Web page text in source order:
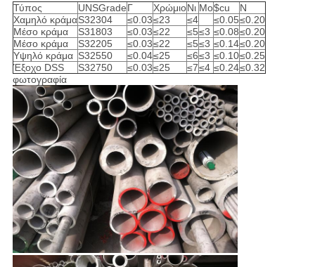
Τύπος UNSGradeΓ ΧρώμιοΝι Mo$cu
Ν
Χαμηλό κράμαS32304 ≤0.03≤23 ≤4 ≤0.05≤0.20
Μέσο κράμα
S31803 ≤0.03≤22 ≤5≤3 ≤0.08≤0.20
Μέσο κράμα
S32205 ≤0.03≤22 ≤5≤3 ≤0.14≤0.20
Υψηλό κράμα S32550 ≤0.04≤25 ≤6≤3 ≤0.10≤0.25
Έξοχο DSS
S32750 ≤0.03≤25 ≤7≤4 ≤0.24≤0.32
φωτογραφία